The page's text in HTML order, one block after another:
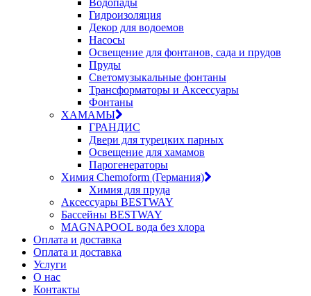
Водопады
Гидроизоляция
Декор для водоемов
Насосы
Освещение для фонтанов, сада и прудов
Пруды
Светомузыкальные фонтаны
Трансформаторы и Аксессуары
Фонтаны
ХАМАМЫ
ГРАНДИС
Двери для турецких парных
Освещение для хамамов
Парогенераторы
Химия Chemoform (Германия)
Химия для пруда
Аксессуары BESTWAY
Бассейны BESTWAY
MAGNAPOOL вода без хлора
Оплата и доставка
Оплата и доставка
Услуги
О нас
Контакты